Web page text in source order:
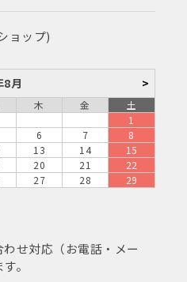
ョップ)
8月 >
木 金
土
1
6 7
8
13 14
15
20 21
22
27 28
29
せ対応（お電話・メー
。